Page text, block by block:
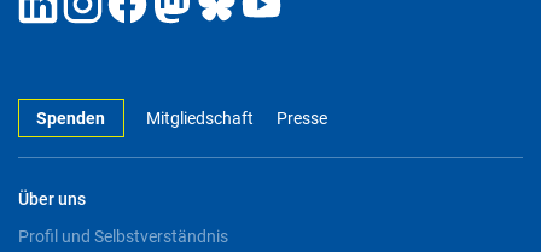
Spenden Mitgliedschaft Presse
Über uns
Profil und Selbstverständnis